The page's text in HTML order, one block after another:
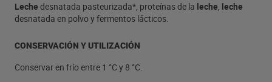
Leche desnatada pasteurizada*, proteínas de la leche, leche
desnatada en polvo y fermentos lácticos.
CONSERVACIÓN Y UTILIZACIÓN
Conservar en frío entre 1 °C y 8 °C.